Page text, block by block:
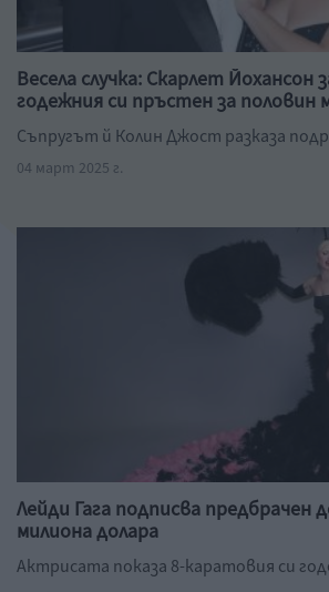
Весела случка: Скарлет Йохансон
годежния си пръстен за половин
Съпругът й Колин Джост разказа
04 март 2025 г.
Лейди Гага подписва предбрачен
милиона долара
Актрисата показа 8-каратовия си